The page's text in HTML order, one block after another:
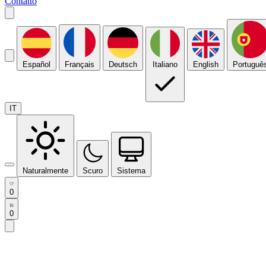
Español Français Deutsch Italiano English
IT
Naturalmente Scuro Sistema
0
0